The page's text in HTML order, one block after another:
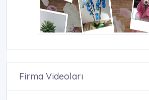
Firma Videoları